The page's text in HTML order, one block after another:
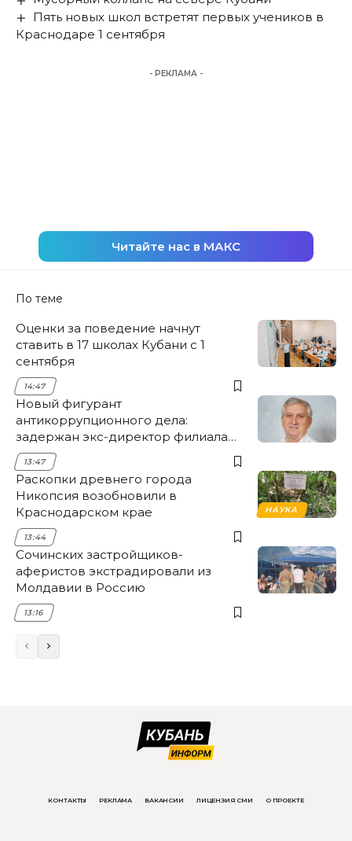
Пять новых школ встретят первых учеников в
Краснодаре 1 сентября
- РЕКЛАМА -
Читайте нас в МАКС
По теме
Оценки за поведение начнут
ставить в 17 школах Кубани с 1
сентября
14:47
Новый фигурант
антикоррупционного дела:
задержан экс-директор филиала
НЭСК Крымска
13:47
НАУКА
Раскопки древнего города
Никопсия возобновили в
Краснодарском крае
13:44
Сочинских застройщиков-
аферистов экстрадировали из
Молдавии в Россию
13:16
КОНТАКТЫ РЕКЛАМА ВАКАНСИИ ЛИЦЕНЗИЯ СМИ О ПРОЕКТЕ